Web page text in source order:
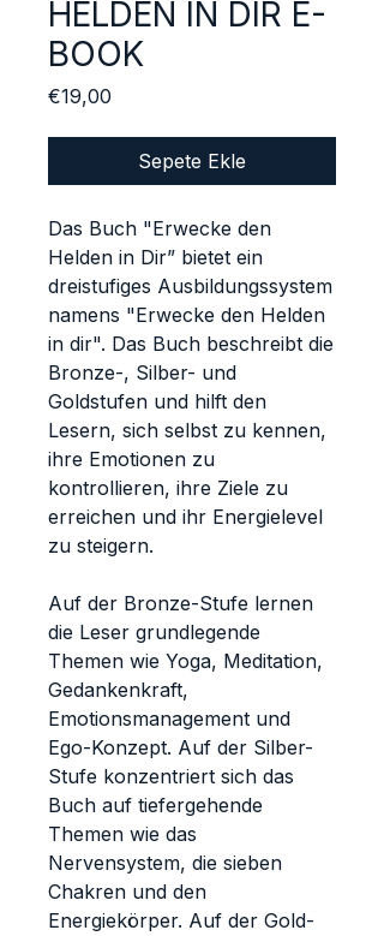
HELDEN IN DIR E-
BOOK
€19,00
Sepete Ekle
Das Buch "Erwecke den
Helden in Dir” bietet ein
dreistufiges Ausbildungssystem
namens "Erwecke den Helden
in dir". Das Buch beschreibt die
Bronze-, Silber- und
Goldstufen und hilft den
Lesern, sich selbst zu kennen,
ihre Emotionen zu
kontrollieren, ihre Ziele zu
erreichen und ihr Energielevel
zu steigern.
Auf der Bronze-Stufe lernen
die Leser grundlegende
Themen wie Yoga, Meditation,
Gedankenkraft,
Emotionsmanagement und
Ego-Konzept. Auf der Silber-
Stufe konzentriert sich das
Buch auf tiefergehende
Themen wie das
Nervensystem, die sieben
Chakren und den
Energiekörper. Auf der Gold-